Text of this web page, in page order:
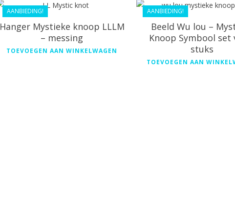
AANBIEDING!
Hanger Mystieke knoop LLLM
– messing
TOEVOEGEN AAN WINKELWAGEN
AANBIEDING!
Beeld Wu lou –
Knoop Symbool set
stuks
TOEVOEGEN AAN